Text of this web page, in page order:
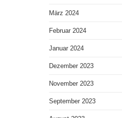
März 2024
Februar 2024
Januar 2024
Dezember 2023
November 2023
September 2023